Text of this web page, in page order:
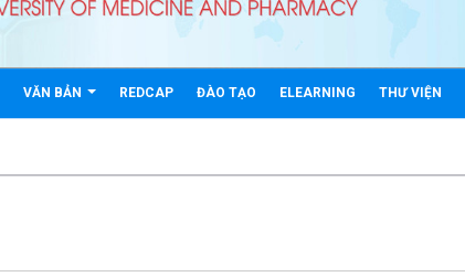
VĂN BẢN REDCAP ĐÀO TẠO ELEARNING THƯ VIỆN